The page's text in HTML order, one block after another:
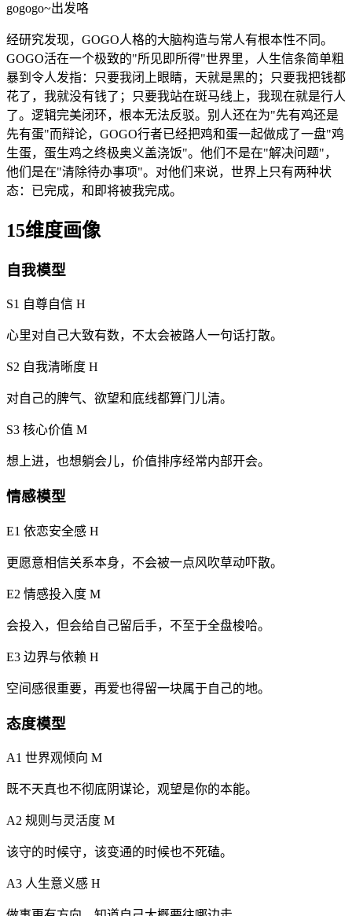
gogogo~出发咯
经研究发现，GOGO人格的大脑构造与常人有根本性不同。
GOGO活在一个极致的"所见即所得"世界里，人生信条简单粗
暴到令人发指：只要我闭上眼睛，天就是黑的；只要我把钱都
花了，我就没有钱了；只要我站在斑马线上，我现在就是行人
了。逻辑完美闭环，根本无法反驳。别人还在为"先有鸡还是
先有蛋"而辩论，GOGO行者已经把鸡和蛋一起做成了一盘"鸡
生蛋，蛋生鸡之终极奥义盖浇饭"。他们不是在"解决问题"，
他们是在"清除待办事项"。对他们来说，世界上只有两种状
态：已完成，和即将被我完成。
15维度画像
自我模型
S1 自尊自信 H
心里对自己大致有数，不太会被路人一句话打散。
S2 自我清晰度 H
对自己的脾气、欲望和底线都算门儿清。
S3 核心价值 M
想上进，也想躺会儿，价值排序经常内部开会。
情感模型
E1 依恋安全感 H
更愿意相信关系本身，不会被一点风吹草动吓散。
E2 情感投入度 M
会投入，但会给自己留后手，不至于全盘梭哈。
E3 边界与依赖 H
空间感很重要，再爱也得留一块属于自己的地。
态度模型
A1 世界观倾向 M
既不天真也不彻底阴谋论，观望是你的本能。
A2 规则与灵活度 M
该守的时候守，该变通的时候也不死磕。
A3 人生意义感 H